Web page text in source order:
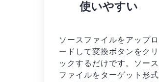
使いやすい
ソースファイルをアップロ
ードして変換ボタンをクリ
ックするだけです。 ソース
ファイルを ターゲット形式